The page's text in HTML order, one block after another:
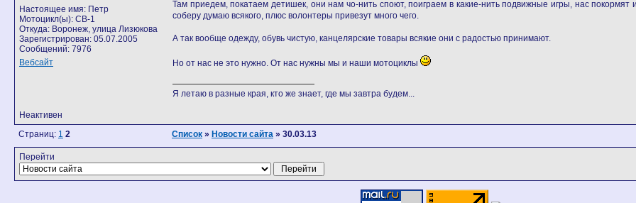
Настоящее имя: Петр
Мотоцикл(ы): CB-1
Откуда: Воронеж, улица Лизюкова
Зарегистрирован: 05.07.2005
Сообщений: 7976
Вебсайт
Там приедем, покатаем детишек, они нам чо-нить споют, поиграем в какие-нить подвижные игры, нас
соберу думаю всякого, плюс волонтеры привезут много чего.
А так вообще одежду, обувь чистую, канцелярские товары всякие они с радостью принимают.
Но от нас не это нужно. От нас нужны мы и наши мотоциклы
Я летаю в разные края, кто же знает, где мы завтра будем...
Неактивен
Страниц: 1 2 Список » Новости сайта » 30.03.13
Перейти